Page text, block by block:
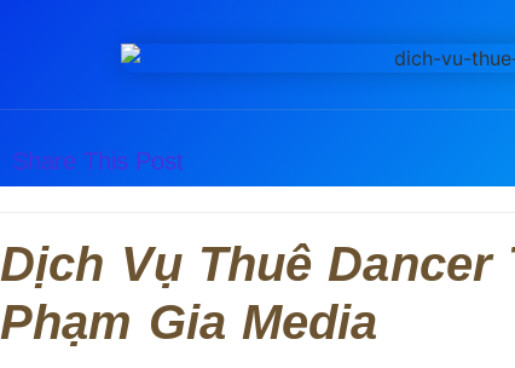
Share This Post
Dịch Vụ Thuê
Phạm Gia Media